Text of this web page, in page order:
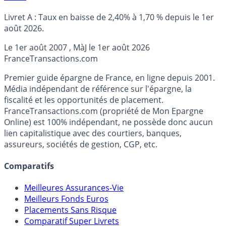
Livret A : Taux en baisse de 2,40% à 1,70 % depuis le 1er
août 2026.
Le 1er août 2007 , MàJ le 1er août 2026
FranceTransactions.com
Premier guide épargne de France, en ligne depuis 2001.
Média indépendant de référence sur l'épargne, la
fiscalité et les opportunités de placement.
FranceTransactions.com (propriété de Mon Epargne
Online) est 100% indépendant, ne possède donc aucun
lien capitalistique avec des courtiers, banques,
assureurs, sociétés de gestion, CGP, etc.
Comparatifs
Meilleures Assurances-Vie
Meilleurs Fonds Euros
Placements Sans Risque
Comparatif Super Livrets